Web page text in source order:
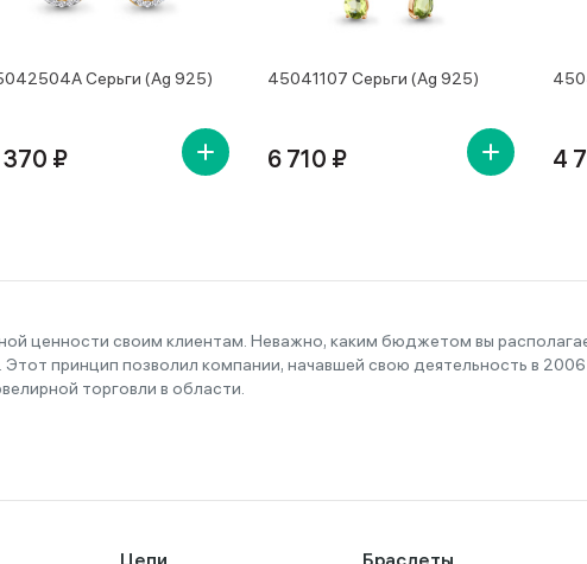
Серьги (Ag 925)
370 ₽
45041107 Серьги (Ag 925)
6 710 ₽ 4
ценности своим клиентам. Неважно, каким бюджетом вы
принцип позволил компании, начавшей свою деятельность в 2006
торговли в области.